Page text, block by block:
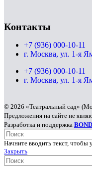
Контакты
+7 (936) 000-10-11
г. Москва, ул. 1-я
+7 (936) 000-10-11
г. Москва, ул. 1-я
© 2026 «Театральный сад»
Предложения на сайте не
Разработка и поддержка BOND
Начните вводить текст,
Закрыть